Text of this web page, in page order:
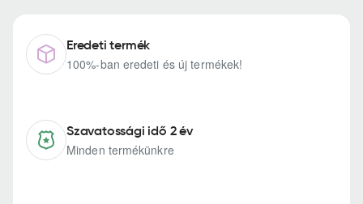
Eredeti termék
100%-ban eredeti és új termékek!
Szavatossági idő 2 év
Minden termékünkre